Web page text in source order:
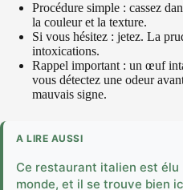
Procédure simple : cassez
la couleur et la texture.
Si vous hésitez : jetez. La
intoxications.
Rappel important : un œuf
vous détectez une odeur
mauvais signe.
A LIRE AUSSI
Ce restaurant italien est élu
monde, et il se trouve bien